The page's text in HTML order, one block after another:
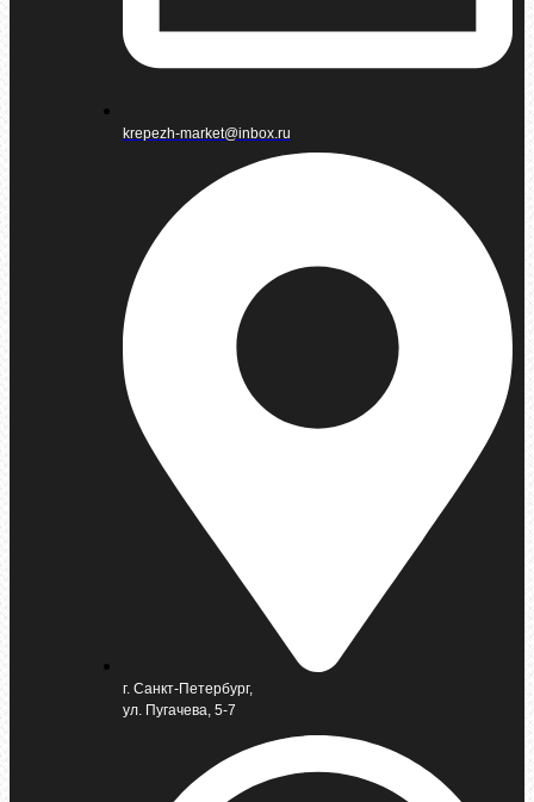
krepezh-market@inbox.ru
г. Санкт-Петербург,
ул. Пугачева, 5-7